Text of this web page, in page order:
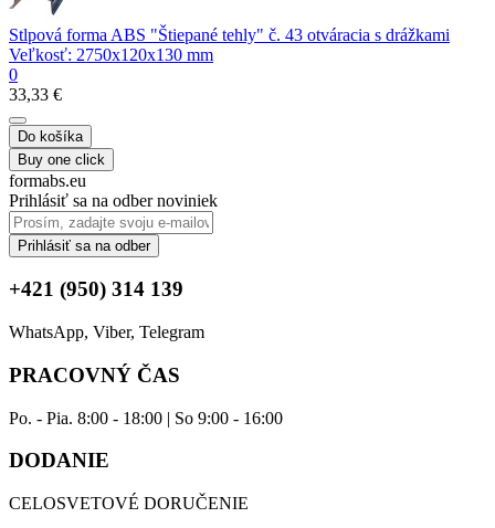
Stlpová forma ABS "Štiepané tehly" č. 43 otváracia s drážkami
Veľkosť: 2750x120x130 mm
0
33,33 €
Do košíka
Buy one click
formabs.eu
Prihlásiť sa na odber noviniek
Prihlásiť sa na odber
+421 (950) 314 139
WhatsApp, Viber, Telegram
PRACOVNÝ ČAS
Po. - Pia. 8:00 - 18:00 | So 9:00 - 16:00
DODANIE
CELOSVETOVÉ DORUČENIE